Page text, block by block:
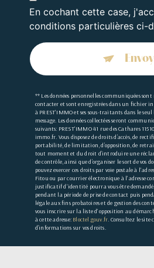
En cochant cette case,
conditions particulières ci-
** Les données personnelles communiquées sont
contacter et sont enregistrées dans un fichier
à PREST'IMMO et ses sous-traitants dans le
message. Les données collectées seront
suivants: PREST'IMMO 41 rue des Cathares
immo.fr. Vous disposez de droits d’accès, de
portabilité, de limitation, d’opposition, de
tout moment et du droit d’introduire une
de contrôle, ainsi que d’organiser le sort de vos
pouvez exercer ces droits par voie postale à
Fitou ou par courrier électronique à l'adresse
justificatif d'identité pourra vous être demandé.
pendant la période de prise de contact puis
légale aux fins probatoires et de gestion des
vous inscrire sur la liste d'opposition au
à cette adresse: Bloctel.gouv.fr . Consultez le
d’informations sur vos droits.